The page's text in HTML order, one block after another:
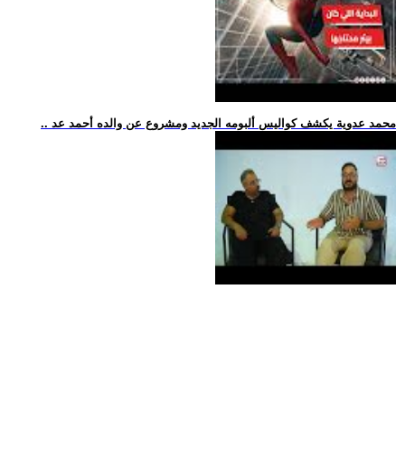
.. محمد عدوية يكشف كواليس ألبومه الجديد ومشروع عن والده أحمد عد